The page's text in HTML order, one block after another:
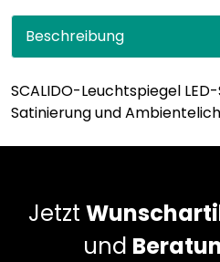
Beschreibung
SCALIDO-Leuchtspiegel
Satinierung und
Jetzt
und